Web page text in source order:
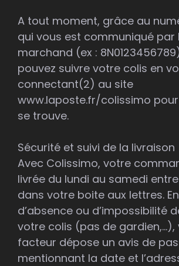
A tout moment, grâce au
qui vous est communiqué par
marchand (ex :
pouvez suivre votre colis en
connectant(2) au site
www.laposte.fr/colissimo pour
se trouve.
Sécurité et suivi de la livraison
Avec Colissimo, votre
livrée du lundi au samedi entre
dans votre boite aux lettres.
d’absence ou d’impossibilité
votre colis (pas de gardien,…),
facteur dépose un avis de
mentionnant la date et